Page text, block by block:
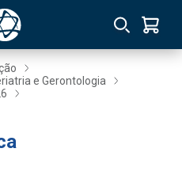
e Gerontologia